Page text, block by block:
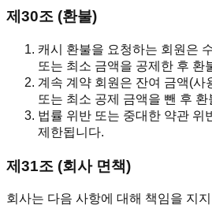
제30조 (환불)
캐시 환불을 요청하는 회원은
또는 최소 금액을 공제한 후 환
계속 계약 회원은 잔여 금액(사
또는 최소 공제 금액을 뺀 후 환
법률 위반 또는 중대한 약관 위
제한됩니다.
제31조 (회사 면책)
회사는 다음 사항에 대해 책임을 지